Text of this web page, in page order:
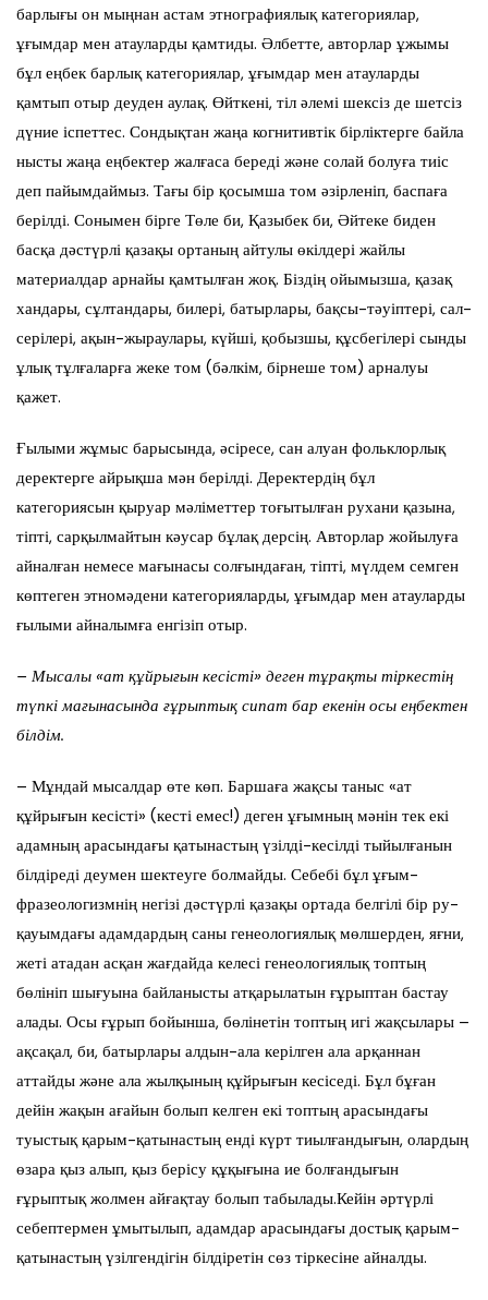
барлығы он мыңнан астам этнографиялық категориялар,
ұғымдар мен атауларды қамтиды. Әлбетте, авторлар ұжымы
бұл еңбек барлық категориялар, ұғымдар мен атауларды
қамтып отыр деуден аулақ. Өйткені, тіл әлемі шексіз де шетсіз
дүние іспеттес. Сондықтан жаңа когнитивтік бірліктерге байла
нысты жаңа еңбектер жалғаса береді және солай болуға тиіс
деп пайымдаймыз. Тағы бір қосымша том әзірленіп, баспаға
берілді. Сонымен бірге Төле би, Қазыбек би, Әйтеке биден
басқа дәстүрлі қазақы ортаның айтулы өкілдері жайлы
материалдар арнайы қамтылған жоқ. Біздің ойымызша, қазақ
хандары, сұлтандары, билері, батырлары, бақсы-тәуіптері, сал-
серілері, ақын-жыраулары, күйші, қобызшы, құсбегілері сынды
ұлық тұлғаларға жеке том (бәлкім, бірнеше том) арналуы
қажет.
Ғылыми жұмыс барысында, әсіресе, сан алуан фольклорлық
деректерге айрықша мән берілді. Деректердің бұл
категориясын қыруар мәліметтер тоғытылған рухани қазына,
тіпті, сарқылмайтын кәусар бұлақ дерсің. Авторлар жойылуға
айналған немесе мағынасы солғындаған, тіпті, мүлдем семген
көптеген этномәдени категорияларды, ұғымдар мен атауларды
ғылыми айналымға енгізіп отыр.
– Мысалы «ат құйрығын кесісті» деген тұрақты тіркестің
түпкі мағынасында ғұрыптық сипат бар екенін осы еңбектен
білдім.
– Мұндай мысалдар өте көп. Баршаға жақсы таныс «ат
құйрығын кесісті» (кесті емес!) деген ұғымның мәнін тек екі
адамның арасындағы қатынастың үзілді-кесілді тыйылғанын
білдіреді деумен шектеуге болмайды. Себебі бұл ұғым-
фразеологизмнің негізі дәстүрлі қазақы ортада белгілі бір ру-
қауымдағы адамдардың саны генеологиялық мөлшерден, яғни,
жеті атадан асқан жағдайда келесі генеологиялық топтың
бөлініп шығуына байланысты атқарылатын ғұрыптан бастау
алады. Осы ғұрып бойынша, бөлінетін топтың игі жақсылары –
ақсақал, би, батырлары алдын-ала керілген ала арқаннан
аттайды және ала жылқының құйрығын кесіседі. Бұл бұған
дейін жақын ағайын болып келген екі топтың арасындағы
туыстық қарым-қатынастың енді күрт тиылғандығын, олардың
өзара қыз алып, қыз берісу құқығына ие болғандығын
ғұрыптық жолмен айғақтау болып табылады.Кейін әртүрлі
себептермен ұмытылып, адамдар арасындағы достық қарым-
қатынастың үзілгендігін білдіретін сөз тіркесіне айналды.